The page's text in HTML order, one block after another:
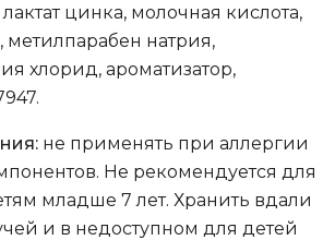
цинка, молочная кислота,
метилпарабен натрия,
хлорид, ароматизатор,
не применять при аллергии
Не рекомендуется для
младше 7 лет. Хранить вдали
и в недоступном для детей